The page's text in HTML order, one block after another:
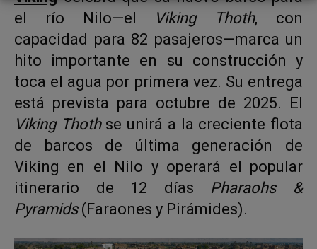
el río Nilo—el
Viking Thoth, con
capacidad para 82 pasajeros—marca un
hito importante en su construcción y
toca el agua por primera vez. Su entrega
está prevista para octubre de 2025. El
Viking Thothse unirá a la creciente flota
de barcos de última generación de
Viking en el Nilo y operará el popular
itinerario de 12 días Pharaohs &
Pyramids(Faraones y Pirámides).